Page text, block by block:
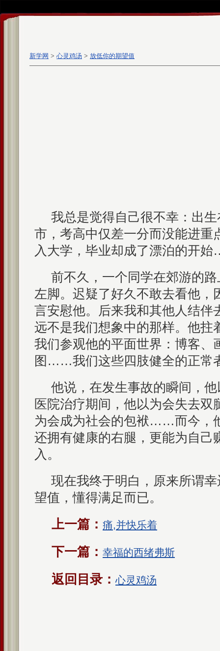
新学网 > 心灵鸡汤 > 放低你的期望值
我总是觉得自己很不幸：出
市，考高中仅差一分而没能进重
入大学，毕业却成了漂泊的开
前不久，一个同学在郊游的
左脚。迟疑了好久不敢去看他，
言安慰他。后来我和其他人结伴
远不是我们想象中的那样。他拄
我们参观他的平面世界：博客、
图……我们这些四肢健全的正常
他说，在发生事故的瞬间，
医院治疗期间，他以为会失去双
为会成为社会的包袱……而今，
还拥有健康的右腿，更能为自己
入。
现在我终于明白，原来所谓
望值，懂得满足而已。
上一篇： 痛,并快乐着
下一篇： 幸福的西绪弗斯
返回目录：心灵鸡汤